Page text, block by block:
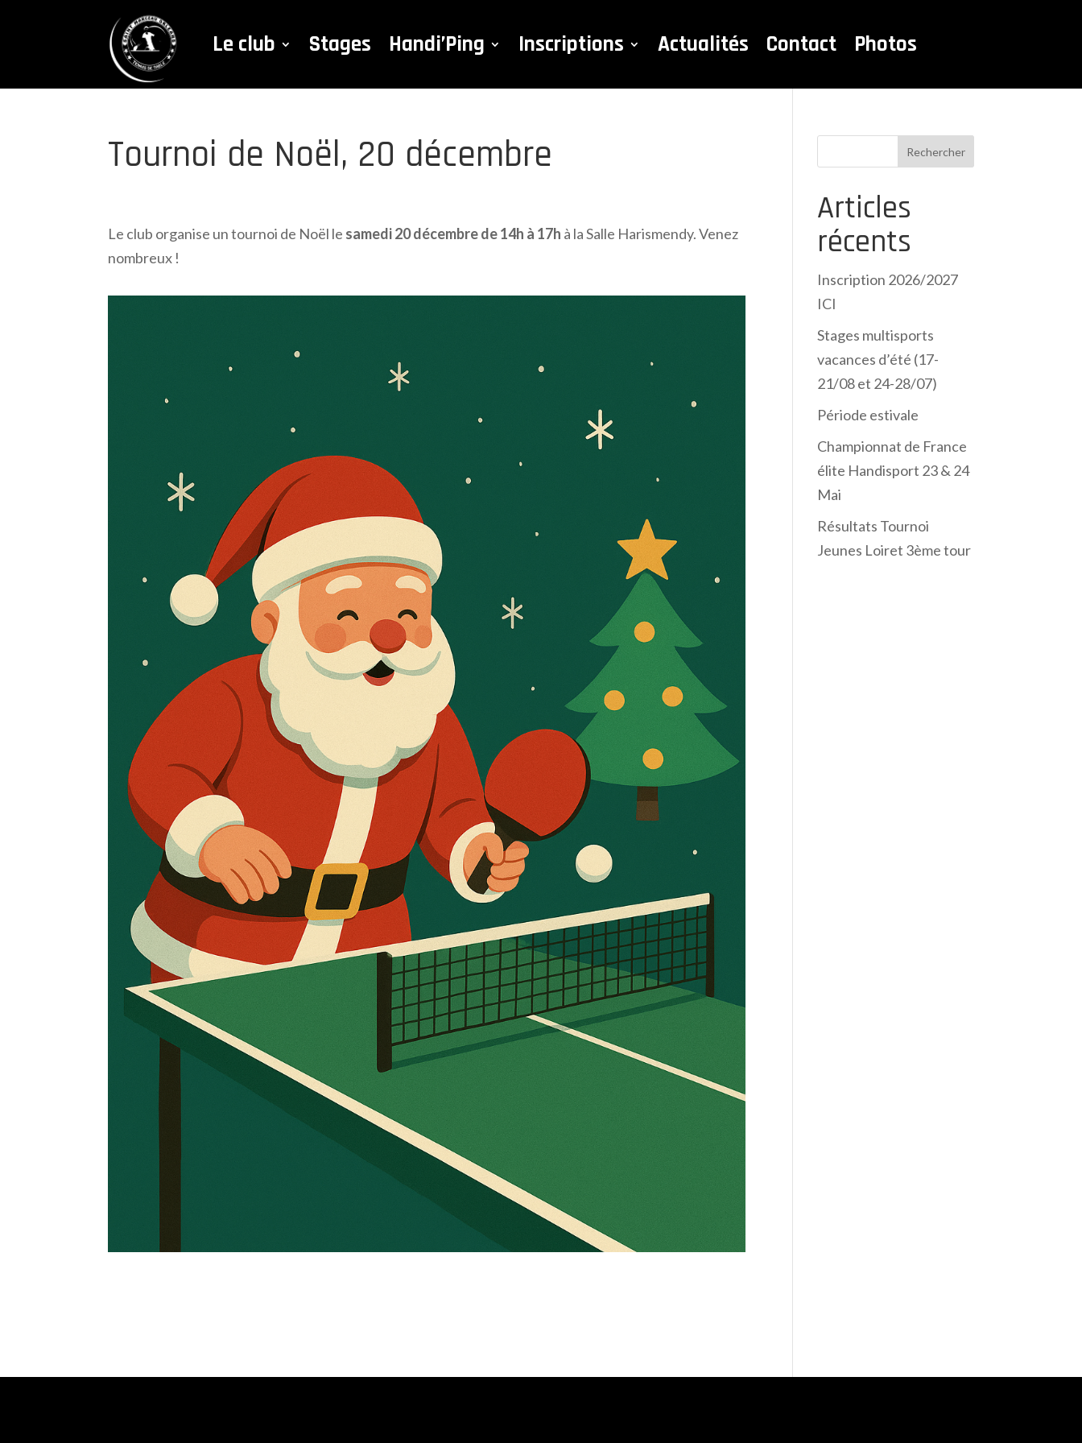
Le club Stages Handi’Ping Inscriptions Actualités Contact Photos
Tournoi de Noël, 20 décembre
Le club organise un tournoi de Noël le samedi 20 décembre de 14h à 17h à la Salle Harismendy. Venez
nombreux !
Rechercher
Articles
récents
Inscription 2026/2027
ICI
Stages multisports
vacances d’été (17-
21/08 et 24-28/07)
Période estivale
Championnat de France
élite Handisport 23 & 24
Mai
Résultats Tournoi
Jeunes Loiret 3ème tour